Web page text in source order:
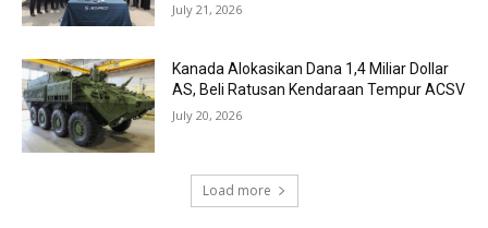
July 21, 2026
Kanada Alokasikan Dana 1,4 Miliar Dollar
AS, Beli Ratusan Kendaraan Tempur ACSV
July 20, 2026
Load more